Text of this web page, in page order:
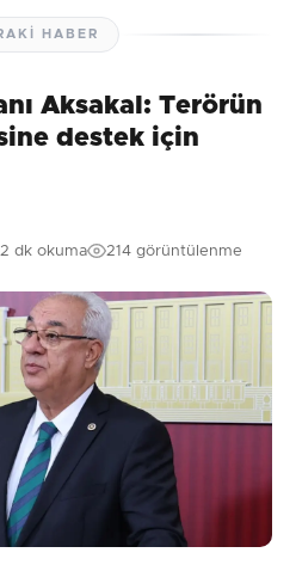
HABER
Aksakal: Terörün
destek için
2 dk okuma 214 görüntülenme